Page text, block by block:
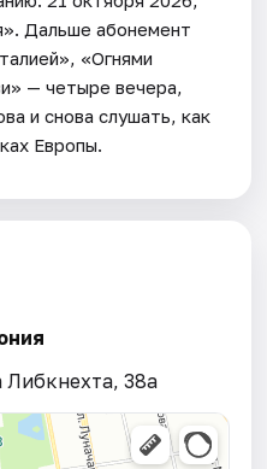
Дальше абонемент
«Огнями
— четыре вечера,
и снова слушать, как
Европы.
Либкнехта, 38а